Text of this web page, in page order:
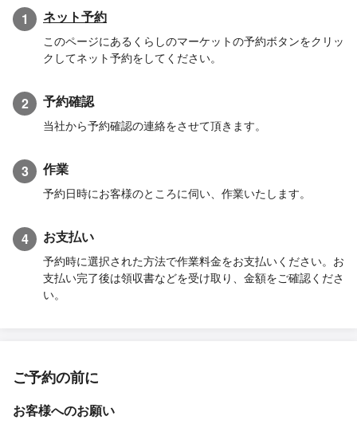
1 ネット予約
このページにあるくらしのマーケットの予約ボタンをクリッ
クしてネット予約をしてください。
2 予約確認
当社から予約確認の連絡をさせて頂きます。
3 作業
予約日時にお客様のところに伺い、作業いたします。
4 お支払い
予約時に選択された方法で作業料金をお支払いください。お
支払い完了後は領収書などを受け取り、金額をご確認くださ
い。
ご予約の前に
お客様へのお願い